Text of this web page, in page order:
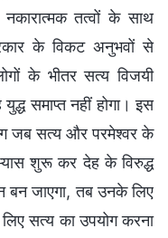
तत्वों के साथ
के विकट अनुभवों से
के भीतर सत्य विजयी
समाप्त नहीं होगा। इस
जब सत्य और परमेश्वर के
शुरू कर देह के विरुद्ध
बन जाएगा, तब उनके लिए
सत्य का उपयोग करना